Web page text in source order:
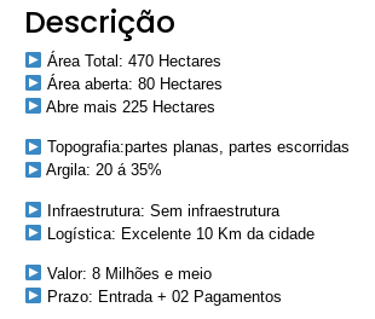
Descrição
Área Total: 470 Hectares
Área aberta: 80 Hectares
Abre mais 225 Hectares
Topografia:partes planas, partes escorridas
Argila: 20 á 35%
Infraestrutura: Sem infraestrutura
Logística: Excelente 10 Km da cidade
Valor: 8 Milhões e meio
Prazo: Entrada + 02 Pagamentos